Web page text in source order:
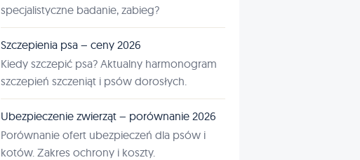
specjalistyczne badanie, zabieg?
Szczepienia psa – ceny 2026
Kiedy szczepić psa? Aktualny harmonogram
szczepień szczeniąt i psów dorosłych.
Ubezpieczenie zwierząt – porównanie 2026
Porównanie ofert ubezpieczeń dla psów i
kotów. Zakres ochrony i koszty.